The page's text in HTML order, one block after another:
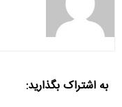
به اشتراک بگذارید: